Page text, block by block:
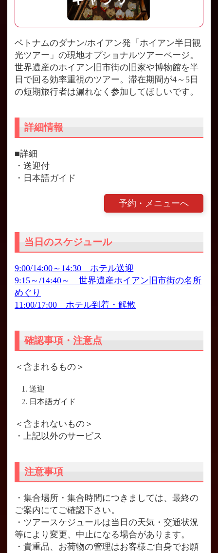
ベトナムのダナン/ホイアン発「ホイアン半日観
光ツアー」の現地オプショナルツアーページ。
世界遺産のホイアン旧市街の旧家や博物館を半
日で回る効率重視のツアー。滞在期間が4～5日
の短期旅行者は漏れなく参加してほしいです。
詳細情報
■詳細
・送迎付
・日本語ガイド
予約・メニューへ
当日のスケジュール
9:00/14:00～14:30 ホテル送迎
9:15～/14:40～ 世界遺産ホイアン旧市街の名所
めぐり
11:00/17:00 ホテル到着・解散
確認事項・注意点
＜含まれるもの＞
送迎
日本語ガイド
＜含まれないもの＞
・上記以外のサービス
注意事項
・集合場所・集合時間につきましては、最終の
ご案内にてご確認下さい。
・ツアースケジュールは当日の天気・交通状況
等により変更、中止になる場合があります。
・貴重品、お荷物の管理はお客様ご自身でお願